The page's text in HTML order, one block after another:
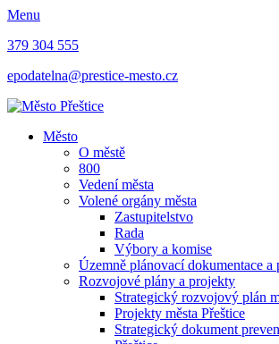
Menu
379 304 555
epodatelna@prestice-mesto.cz
Město
O městě
800
Vedení města
Volené orgány města
Zastupitelstvo
Rada
Výbory a komise
Územně plánovací dokumentace a
Rozvojové plány a projekty
Strategický rozvojový plán
Projekty města Přeštice
Strategický dokument